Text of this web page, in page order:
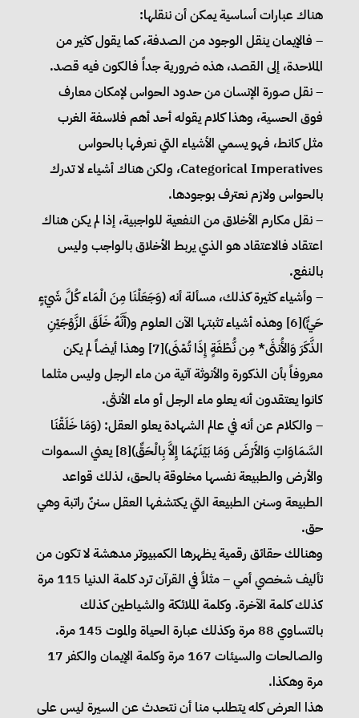
هناك عبارات أساسية يمكن أن ننقلها:
– فالإيمان ينقل الوجود من الصدفة، كما يقول كثير من
الملاحدة، إلى القصد، هذه ضرورية جداً فالكون فيه قصد.
– نقل صورة الإنسان من حدود الحواس لإمكان معارف
فوق الحسية، وهذا كلام يقوله أحد أهم فلاسفة الغرب
مثل كانط، فهو يسمي الأشياء التي نعرفها بالحواس
Categorical Imperatives، ولكن هناك أشياء لا تدرك
بالحواس ولازم نعترف بوجودها.
– نقل مكارم الأخلاق من النفعية للواجبية، إذا لم يكن هناك
اعتقاد فالاعتقاد هو الذي يربط الأخلاق بالواجب وليس
بالنفع.
– وأشياء كثيرة كذلك، مسألة أنه (وَجَعَلْنَا مِنَ الْمَاء كُلَّ شَيْءٍ
حَيٍّ)[6] وهذه أشياء تثبتها الآن العلوم و(أَنَّهُ خَلَقَ الزَّوْجَيْنِ
الذَّكَرَ وَالأُنثَى* مِن نُّطْفَةٍ إِذَا تُمْنَى)[7] وهذا أيضاً لم يكن
معروفاً بأن الذكورة والأنوثة آتية من ماء الرجل وليس مثلما
كانوا يعتقدون أنه يعلو ماء الرجل أو ماء الأنثى.
– والكلام عن أنه في عالم الشهادة يعلو العقل: (وَمَا خَلَقْنَا
السَّمَاوَاتِ وَالأَرْضَ وَمَا بَيْنَهُمَا إِلاَّ بِالْحَقِّ)[8] يعني السموات
والأرض والطبيعة نفسها مخلوقة بالحق، لذلك قواعد
الطبيعة وسنن الطبيعة التي يكتشفها العقل سننٌ راتبة وهي
حق.
وهنالك حقائق رقمية يظهرها الكمبيوتر مدهشة لا تكون من
تأليف شخصي أمي – مثلاً في القرآن ترد كلمة الدنيا 115 مرة
كذلك كلمة الآخرة. وكلمة الملائكة والشياطين كذلك
بالتساوي 88 مرة وكذلك عبارة الحياة والموت 145 مرة.
والصالحات والسيئات 167 مرة وكلمة الإيمان والكفر 17
مرة وهكذا.
هذا العرض كله يتطلب منا أن نتحدث عن السيرة ليس على